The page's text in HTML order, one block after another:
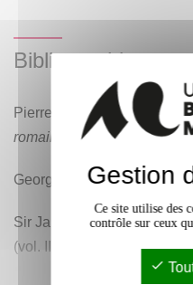
Bibliographie
Pierre Grimal,
Dictionnaire
romaine
, 1951
Georges Dumézil,La
Sir James George Frazer,
(vol. III du
Rameau d'or),
Gestion
Ce site utilise des
contrôle sur ceux